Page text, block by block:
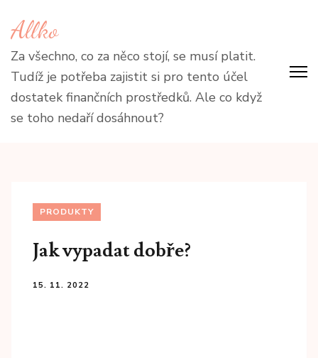
na
obsah
(stiskněte
Enter)
Allko
Za všechno, co za něco stojí, se musí platit.
Tudíž je potřeba zajistit si pro tento účel
dostatek finančních prostředků. Ale co když
se toho nedaří dosáhnout?
PRODUKTY
Jak vypadat dobře?
15. 11. 2022